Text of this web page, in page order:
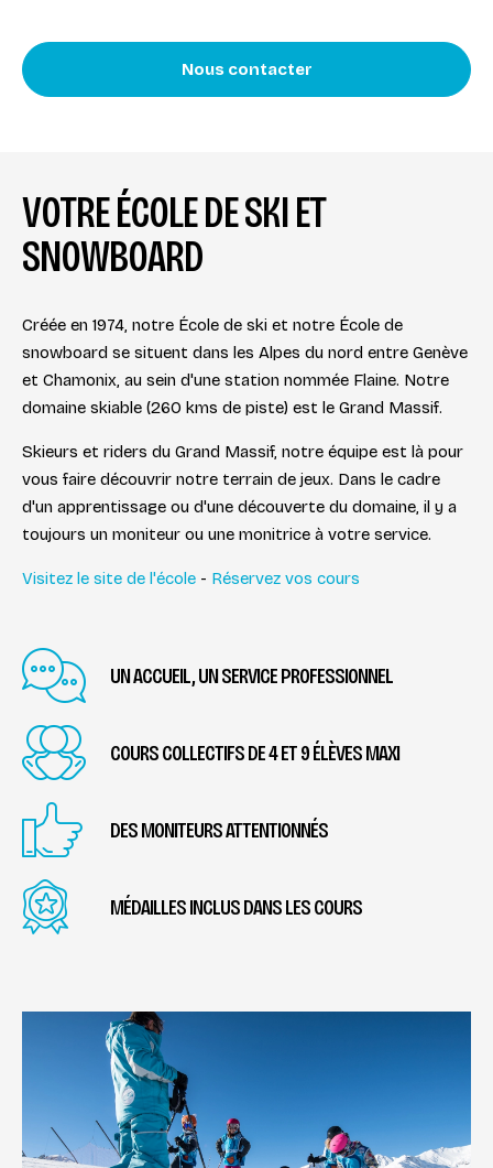
Nous contacter
VOTRE ÉCOLE DE SKI ET
SNOWBOARD
Créée en 1974, notre École de ski et notre École de
snowboard se situent dans les Alpes du nord entre Genève
et Chamonix, au sein d'une station nommée Flaine. Notre
domaine skiable (260 kms de piste) est le Grand Massif.
Skieurs et riders du Grand Massif, notre équipe est là pour
vous faire découvrir notre terrain de jeux. Dans le cadre
d'un apprentissage ou d'une découverte du domaine, il y a
toujours un moniteur ou une monitrice à votre service.
Visitez le site de l'école - Réservez vos cours
UN ACCUEIL, UN SERVICE PROFESSIONNEL
COURS COLLECTIFS DE 4 ET 9 ÉLÈVES MAXI
DES MONITEURS ATTENTIONNÉS
MÉDAILLES INCLUS DANS LES COURS